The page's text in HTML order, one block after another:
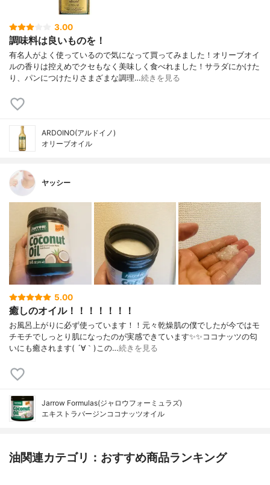
3.00
調味料は良いものを！
有名人がよく使っているので気になって買ってみました！オリーブオイ
ルの香りは控えめでクセもなく美味しく食べれました！サラダにかけた
り、パンにつけたりさまざまな調理…続きを見る
ARDOINO(アルドイノ)
オリーブオイル
ヤッシー
5.00
癒しのオイル！！！！！！！
お風呂上がりに必ず使っています！！元々乾燥肌の僕でしたが今ではモ
チモチでしっとり肌になったのが実感できています✨✨ココナッツの匂
いにも癒されます( ´∀｀)この…続きを見る
Jarrow Formulas(ジャロウフォーミュラズ)
エキストラバージンココナッツオイル
油関連カテゴリ：おすすめ商品ランキング